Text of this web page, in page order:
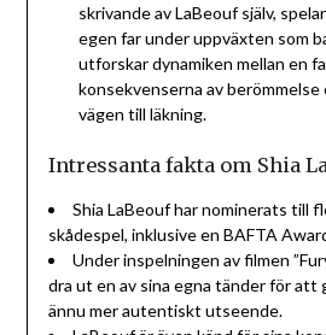
skrivande av LaBeouf själv,
egen far under uppväxten som
utforskar dynamiken mellan en
konsekvenserna av berömmelse
vägen till läkning.
Intressanta fakta om Shia
Shia LaBeouf har nominerats till
skådespel, inklusive en BAFTA
Under inspelningen av filmen
dra ut en av sina egna tänder för att
ännu mer autentiskt utseende.